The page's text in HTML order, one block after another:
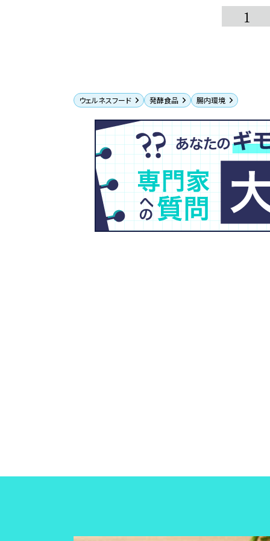
1
ウェルネスフード 発酵食品 腸内環境